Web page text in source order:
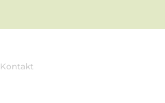
Kontakt